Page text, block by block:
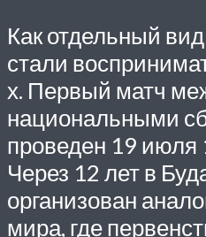
Как отдельный
стали
х. Первый матч
национальными
проведен 19 июля
Через 12 лет в
организован
мира, где